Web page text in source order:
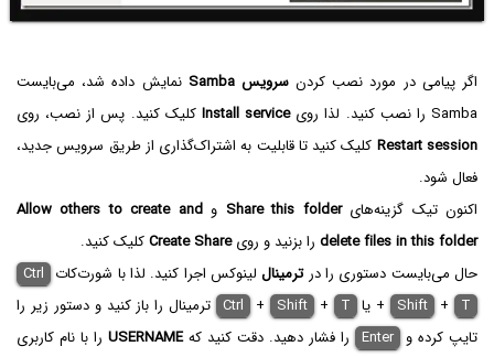
اگر پیامی در مورد نصب کردنسرویس Samba
نمایش داده شد، می‌بایست
Samba را نصب کنید. لذا روی
Install service کلیک کنید. پس از نصب، روی
Restart session کلیک کنید تا قابلیت به اشتراک‌گذاری از طریق سرویس جدید،
فعال شود.
اکنون تیک گزینه‌هایShare this folder وAllow others to create and
delete files in this folder را بزنید و رویCreate Shareکلیک کنید.
حال می‌بایست دستوری را درترمیناللینوکس اجرا کنید. لذا با شورت‌کات Ctrl
+ Shift + T یا Ctrl + Shift + T
ترمینال را باز کنید و دستور زیر را
تایپ کرده و Enter را فشار دهید. دقت کنید کهUSERNAME را با نام کاربری